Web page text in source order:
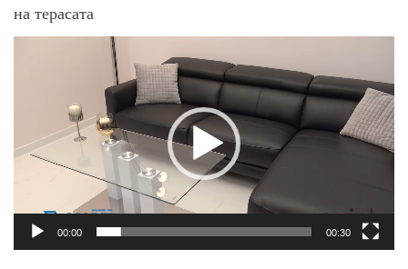
на терасата
00:00 00:30